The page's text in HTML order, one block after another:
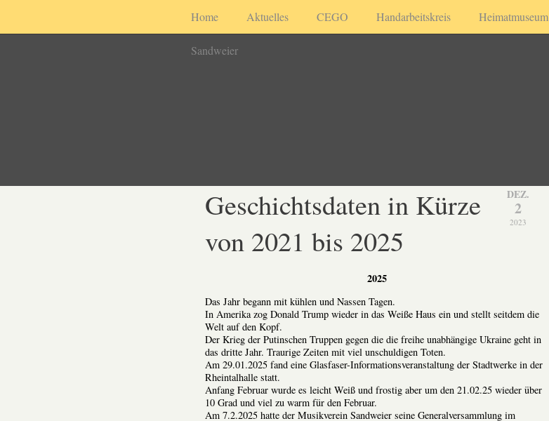
Home Aktuelles CEGO Handarbeitskreis Heimatmuseum
Sandweier
DEZ.
2
2023
Geschichtsdaten in Kürze
von 2021 bis 2025
2025
Das Jahr begann mit kühlen und Nassen Tagen.
In Amerika zog Donald Trump wieder in das Weiße Haus ein und stellt seitdem die
Welt auf den Kopf.
Der Krieg der Putinschen Truppen gegen die die freihe unabhängige Ukraine geht in
das dritte Jahr. Traurige Zeiten mit viel unschuldigen Toten.
Am 29.01.2025 fand eine Glasfaser-Informationsveranstaltung der Stadtwerke in der
Rheintalhalle statt.
Anfang Februar wurde es leicht Weiß und frostig aber um den 21.02.25 wieder über
10 Grad und viel zu warm für den Februar.
Am 7.2.2025 hatte der Musikverein Sandweier seine Generalversammlung im